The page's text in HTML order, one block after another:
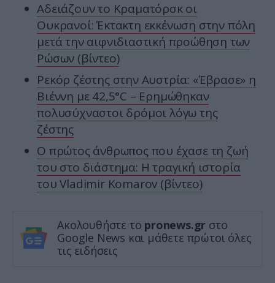
Αδειάζουν το Κραματόρσκ οι
Ουκρανοί: Έκτακτη εκκένωση στην πόλη
μετά την αιφνιδιαστική προώθηση των
Ρώσων (βίντεο)
Ρεκόρ ζέστης στην Αυστρία: «Έβρασε» η
Βιέννη με 42,5°C – Ερημώθηκαν
πολυσύχναστοι δρόμοι λόγω της
ζέστης
Ο πρώτος άνθρωπος που έχασε τη ζωή
του στο διάστημα: Η τραγική ιστορία
του Vladimir Komarov (βίντεο)
Ακολουθήστε το pronews.gr στο
Google News και μάθετε πρώτοι όλες
τις ειδήσεις